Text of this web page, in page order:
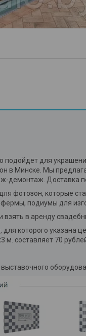
подойдет для
в Минске. Мы
демонтаж. Доставка
фотозон, которые
подиумы для
в аренду
которого указана
составляет 70